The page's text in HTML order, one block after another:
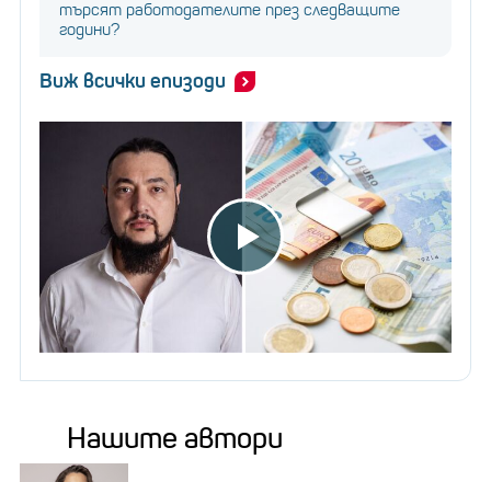
търсят работодателите през следващите
години?
Виж всички епизоди
Нашите автори